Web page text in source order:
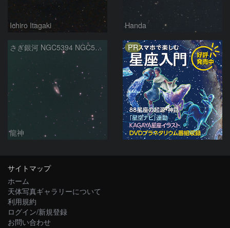
Ichiro Itagaki Handa
さぎ銀河 NGC5394 NGC5395
龍神
PR
サイトマップ
ホーム
天体写真ギャラリーについて
利用規約
ログイン/新規登録
お問い合わせ